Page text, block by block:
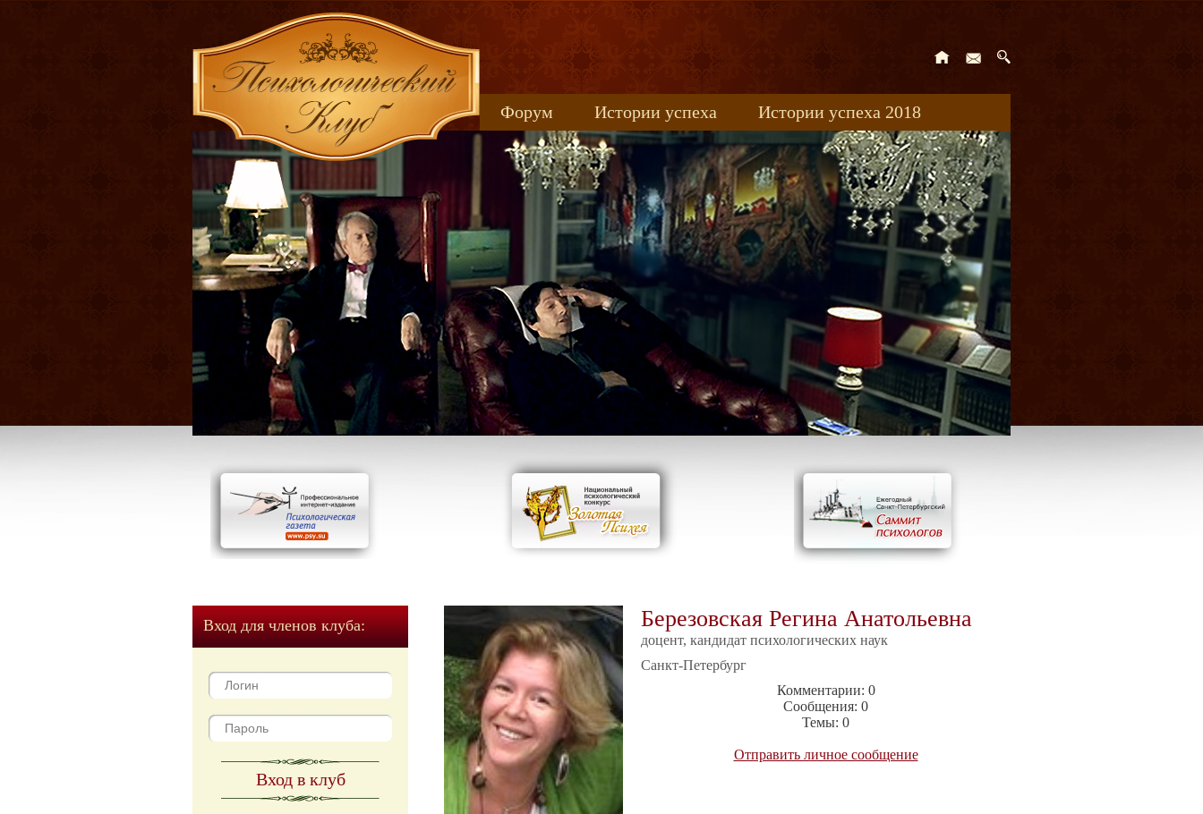
Форум Истории успеха
Истории успеха 2018
Книжные новинки
uspeh_2017
Вход для членов клуба:
Вход в клуб
Березовская Регина Анатольевна
доцент, кандидат психологических наук
Санкт-Петербург
Комментарии: 0
Сообщения: 0
Темы: 0
Отправить личное сообщение